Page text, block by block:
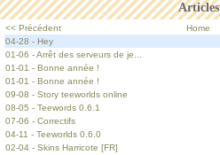
Articles
<< Précédent Home
04-28 - Hey
01-06 - Arrêt des serveurs de je...
01-01 - Bonne année !
01-01 - Bonne année !
09-08 - Story teeworlds online
08-05 - Teewords 0.6.1
07-06 - Correctifs
04-11 - Teeworlds 0.6.0
02-04 - Skins Harricote [FR]